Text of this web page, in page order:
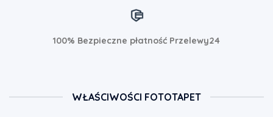
100% Bezpieczne płatność Przelewy24
WŁAŚCIWOŚCI FOTOTAPET